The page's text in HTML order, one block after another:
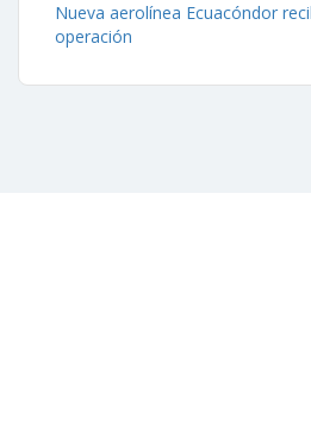
Nueva aerolínea Ecuacóndor
operación